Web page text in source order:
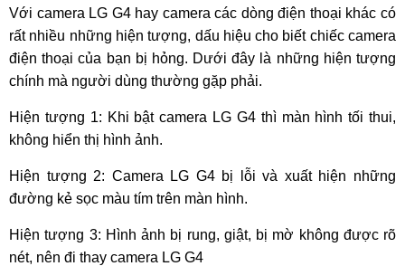
Với camera LG G4 hay camera các dòng điện thoại khác có
rất nhiều những hiện tượng, dấu hiệu cho biết chiếc camera
điện thoại của bạn bị hỏng. Dưới đây là những hiện tượng
chính mà người dùng thường gặp phải.
Hiện tượng 1: Khi bật camera LG G4 thì màn hình tối thui,
không hiển thị hình ảnh.
Hiện tượng 2: Camera LG G4 bị lỗi và xuất hiện những
đường kẻ sọc màu tím trên màn hình.
Hiện tượng 3: Hình ảnh bị rung, giật, bị mờ không được rõ
nét, nên đi thay camera LG G4